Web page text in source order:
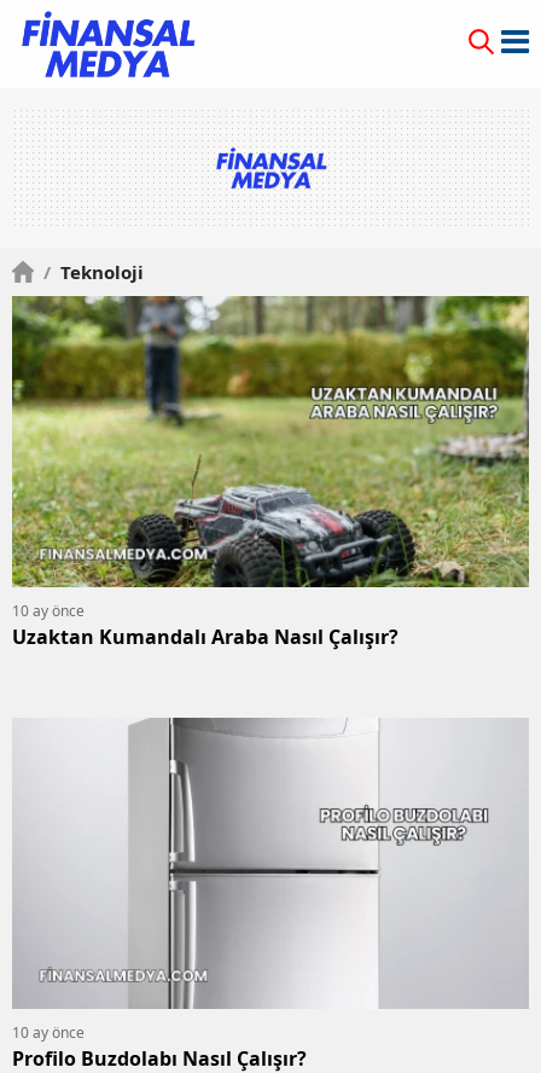
/ Teknoloji
10 ay önce
Uzaktan Kumandalı Araba Nasıl Çalışır?
10 ay önce
Profilo Buzdolabı Nasıl Çalışır?